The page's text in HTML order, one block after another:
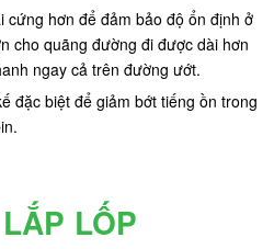
cứng hơn để đảm bảo độ ổn định ở
cho quãng đường đi được dài hơn
ngay cả trên đường ướt.
đặc biệt để giảm bớt tiếng ồn trong
LỐP